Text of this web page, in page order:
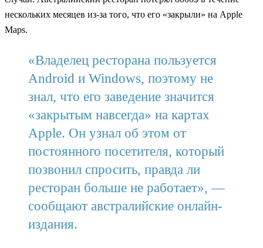
нескольких месяцев из-за того, что его «закрыли» на Apple
Maps.
«Владелец ресторана пользуется
Android и Windows, поэтому не
знал, что его заведение значится
«закрытым навсегда» на картах
Apple. Он узнал об этом от
постоянного посетителя, который
позвонил спросить, правда ли
ресторан больше не работает», —
сообщают австралийские онлайн-
издания.